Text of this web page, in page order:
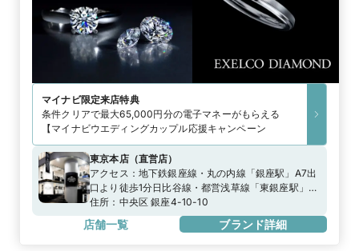
マイナビ限定来店特典
条件クリアで最大65,000円分の電子マネーがもらえる
【マイナビウエディングカップル応援キャンペーン
東京本店（直営店）
アクセス： 地下鉄銀座線・丸の内線「銀座駅」A7出
口より徒歩1分日比谷線・都営浅草線「東銀座駅」
A2出口より徒歩0分
住所： 中央区 銀座4-10-10
店舗一覧 ブランド詳細